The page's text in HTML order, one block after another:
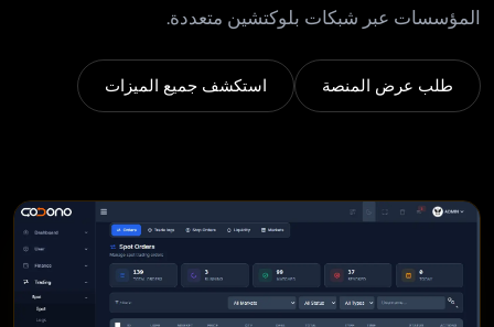
المؤسسات عبر شبكات بلوكتشين متعددة.
طلب عرض المنصة استكشف جميع الميزات